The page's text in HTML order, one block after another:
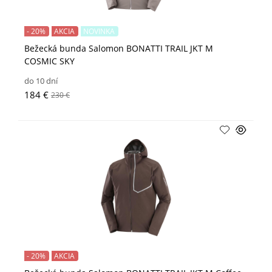
Bežecká bunda Salomon BONATTI TRAIL JKT M
COSMIC SKY
- 20% AKCIA NOVINKA
do 10 dní
184 € 230 €
- 20% AKCIA